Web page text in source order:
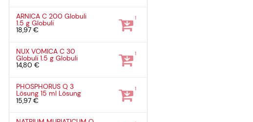
ARNICA C 200 Globuli
1.5 gGlobuli
18,97 €
1
NUX VOMICA C 30
Globuli1.5 gGlobuli
14,80 €
1
PHOSPHORUS Q 3
Lösung15 ml Lösung
15,97 €
1